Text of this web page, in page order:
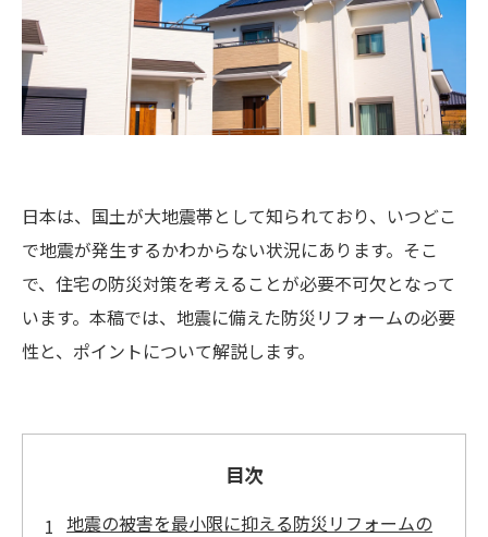
日本は、国土が大地震帯として知られており、いつどこ
で地震が発生するかわからない状況にあります。そこ
で、住宅の防災対策を考えることが必要不可欠となって
います。本稿では、地震に備えた防災リフォームの必要
性と、ポイントについて解説します。
目次
地震の被害を最小限に抑える防災リフォームの